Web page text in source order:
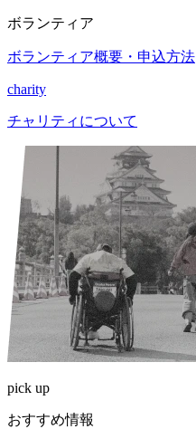
ボランティア
ボランティア概要・申込方法
charity
チャリティについて
pick up
おすすめ情報